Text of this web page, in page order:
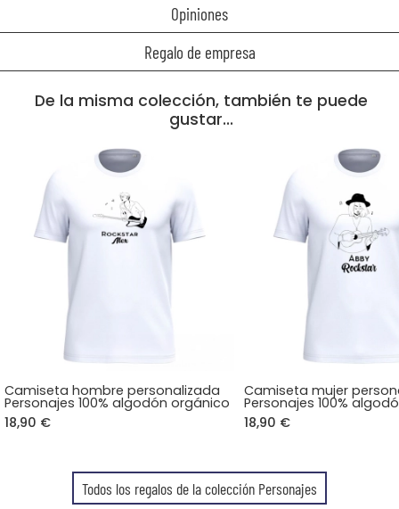
Opiniones
Regalo de empresa
De la misma colección, también te puede
gustar...
Camiseta hombre personalizada
Personajes 100% algodón orgánico
18,90 €
Camiseta mujer
Personajes 100%
18,90 €
Todos los regalos de la colección Personajes